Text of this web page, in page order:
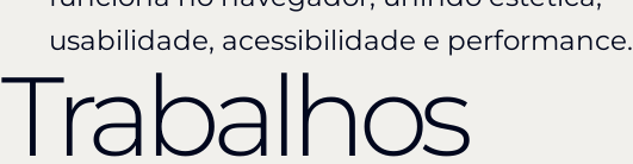
usabilidade, acessibilidade e performance.
Trabalhos